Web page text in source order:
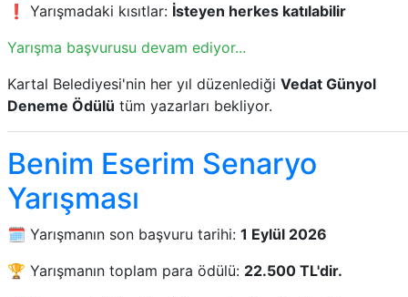
❗ Yarışmadaki kısıtlar: İsteyen herkes katılabilir
Yarışma başvurusu devam ediyor...
Kartal Belediyesi'nin her yıl düzenlediği Vedat Günyol
Deneme Ödülü tüm yazarları bekliyor.
Benim Eserim Senaryo
Yarışması
🗓️ Yarışmanın son başvuru tarihi: 1 Eylül 2026
🏆 Yarışmanın toplam para ödülü: 22.500 TL'dir.